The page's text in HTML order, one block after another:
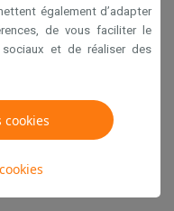
également d’adapter
de vous faciliter le
et de réaliser des